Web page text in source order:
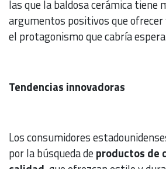
las que la baldosa cerámica tiene
argumentos positivos que
el protagonismo que cabría
Tendencias innovadoras
Los consumidores
por la búsqueda deproductos de